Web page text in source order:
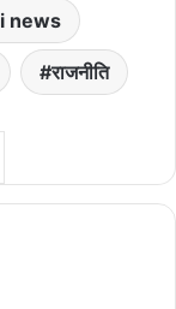
news
राजनीति